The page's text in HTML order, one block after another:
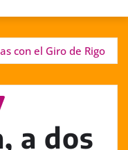
con el Giro de Rigo
a dos